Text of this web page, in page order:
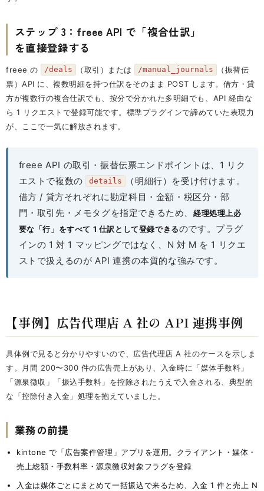
ステップ 3：freee API で「複合仕訳」
を直接登録する
freee の /deals （取引）または /manual_journals
（振替伝
票）API に、複数明細を持つ仕訳をそのまま POST します。借方・貸
方が複数行の複合仕訳でも、按分で分かれた多明細でも、API 経由な
ら 1 リクエストで登録可能です。標準プラグインで諦めていた表現力
が、ここで一気に解放されます。
freee API の取引・振替伝票エンドポイントは、1 リク
エストで複数の
details
（明細行）を受け付けます。
借方 / 貸方それぞれに勘定科目・金額・税区分・部
門・取引先・メモタグを指定できるため、経理処理上必
要な「行」をすべて 1 仕訳として登録できるのです。プラグ
インの 1 対 1 マッピングではなく、N 対 M を 1 リクエ
ストで扱えるのが API 連携の本質的な強みです。
【事例】広告代理店 A 社の API 連携事例
具体例で見ると分かりやすいので、広告代理店 A 社のケースを示しま
す。月間 200〜300 件の広告売上があり、入金時に「媒体手数料」
「源泉徴収」「振込手数料」を控除されたうえで入金される、典型的
な「控除付き入金」処理を抱えていました。
業務の前提
kintone で「広告案件管理」アプリを運用。クライアント・媒体・
売上総額・手数料率・源泉徴収対象フラグを登録
入金は媒体ごとにまとめて一括振込で来るため、入金 1 件と売上 N